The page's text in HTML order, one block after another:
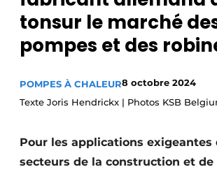
S’inscrire à l’événement
S’inscrire
Video’s
tonsur le marché
pompes et des
POMPES À CHALEUR8 octobre 2024
Texte Joris Hendrickx | Photos KSB
Pour les applications exigeantes
secteurs de la construction et de